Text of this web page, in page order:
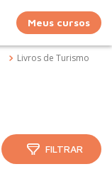
Meus cursos
Livros de Turismo
FILTRAR